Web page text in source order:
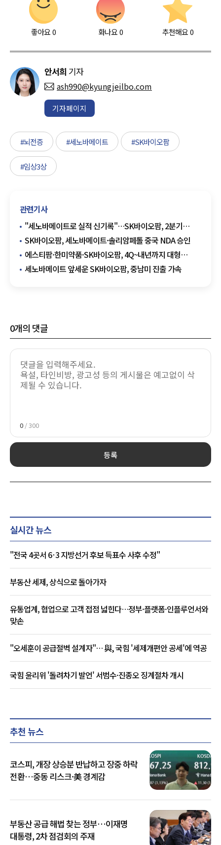
좋아요0 화나요0 추천해요 0
안서희 기자
ash990@kyungjeilbo.com
기자페이지
#뇌전증 #세노바메이트 #SK바이오팜
#임상3상
관련기사
"세노바메이트로 실적 신기록"…SK바이오팜, 2분기
영업이익 971억 달성
SK바이오팜, 세노바메이트·솔리암페톨 중국 NDA 승인
에스티팜·한미약품·SK바이오팜, 4Q~내년까지 대형
모멘텀 '집중 포화'
세노바메이트 앞세운 SK바이오팜, 중남미 진출 가속
0개의 댓글
0 / 300
등록
실시간 뉴스
"전국 4곳서 6·3 지방선거 후보 득표수 사후 수정"
부동산 세제, 상식으로 돌아가자
유통업계, 협업으로 고객 접점 넓힌다…정부·플랫폼·인플루언서와
맞손
"오세훈이 공급절벽 설계자"… 與, 국힘 '세제개편안 공세'에 역공
국힘 윤리위 '돌려차기 발언' 서범수·진종오 징계절차 개시
추천 뉴스
코스피, 개장 상승분 반납하고 장중 하락
전환…중동 리스크·美 경계감
부동산 공급 해법 찾는 정부…이재명
대통령, 2차 점검회의 주재